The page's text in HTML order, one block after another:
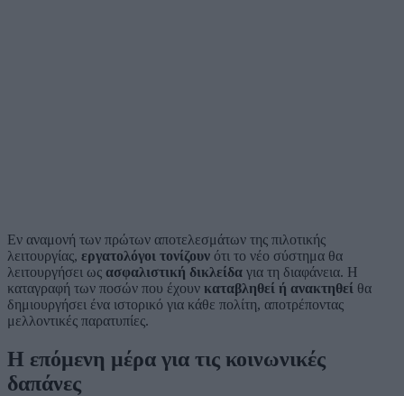
Εν αναμονή των πρώτων αποτελεσμάτων της πιλοτικής
λειτουργίας, εργατολόγοι τονίζουν ότι το νέο σύστημα θα
λειτουργήσει ως ασφαλιστική δικλείδα για τη διαφάνεια. Η
καταγραφή των ποσών που έχουν καταβληθεί ή ανακτηθεί θα
δημιουργήσει ένα ιστορικό για κάθε πολίτη, αποτρέποντας
μελλοντικές παρατυπίες.
Η επόμενη μέρα για τις κοινωνικές
δαπάνες